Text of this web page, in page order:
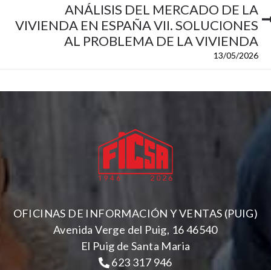
ANÁLISIS DEL MERCADO DE LA
VIVIENDA EN ESPAÑA VII. SOLUCIONES
AL PROBLEMA DE LA VIVIENDA
13/05/2026
OFICINAS DE INFORMACIÓN Y VENTAS (PUIG)
Avenida Verge del Puig, 16 46540
El Puig de Santa Maria
623 317 946